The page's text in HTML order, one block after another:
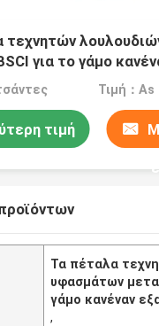
τεχνητών
για το γάμο
Τιμή：
τιμή
Τα πέταλα
υφασμάτων
γάμο κανέναν
,